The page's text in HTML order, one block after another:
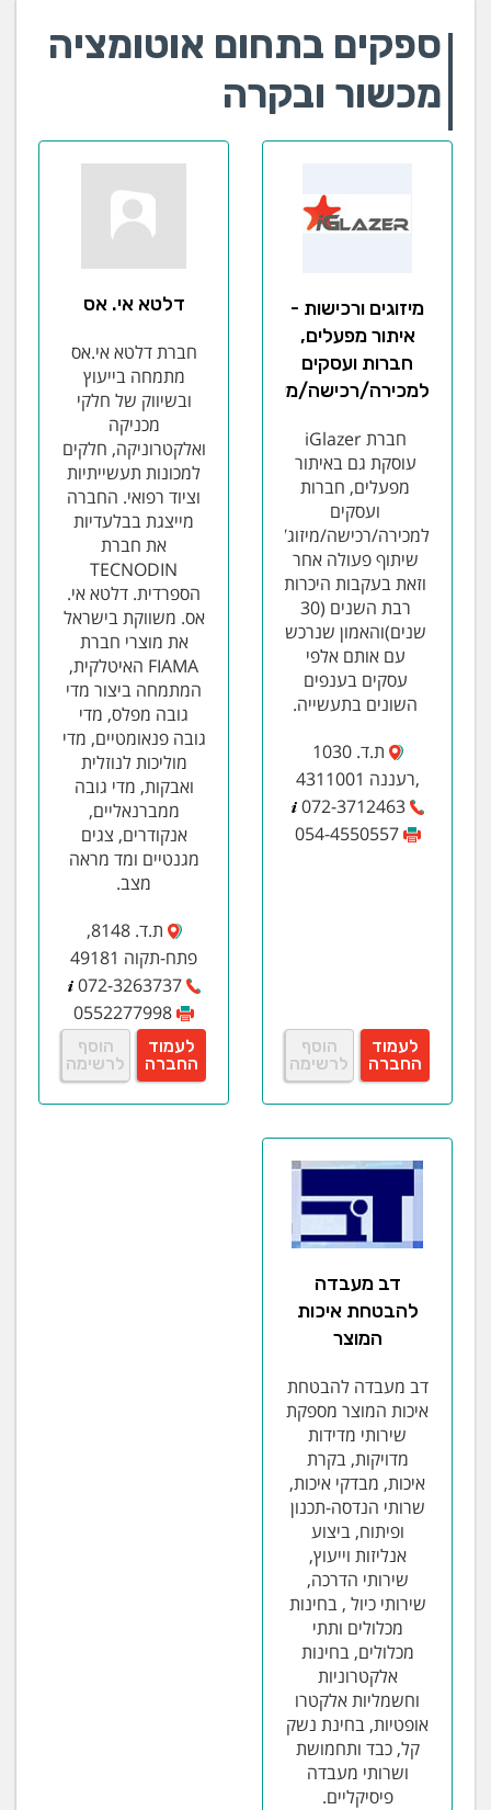
ספקים בתחום אוטומציה
מכשור ובקרה
מיזוגים ורכישות -
איתור מפעלים,
חברות ועסקים
למכירה/רכישה/מיזוג
חברת iGlazer
עוסקת גם באיתור
מפעלים, חברות
ועסקים
למכירה/רכישה/מיזוג/
שיתוף פעולה אחר
וזאת בעקבות היכרות
רבת השנים (30
שנים)והאמון שנרכש
עם אותם אלפי
עסקים בענפים
השונים בתעשייה.
ת.ד. 1030
,רעננה 4311001
072-3712463
054-4550557
לעמוד
החברה
הוסף
לרשימה
דלטא אי. אס
חברת דלטא אי.אס
מתמחה בייעוץ
ובשיווק של חלקי
מכניקה
ואלקטרוניקה, חלקים
למכונות תעשייתיות
וציוד רפואי. החברה
מייצגת בבלעדיות
את חברת
TECNODIN
הספרדית. דלטא אי.
אס. משווקת בישראל
את מוצרי חברת
FIAMA האיטלקית,
המתמחה ביצור מדי
גובה מפלס, מדי
גובה פנאומטיים, מדי
מוליכות לנוזלית
ואבקות, מדי גובה
ממברנאליים,
אנקודרים, צגים
מגנטיים ומד מראה
מצב.
ת.ד. 8148,
פתח-תקוה 49181
072-3263737
0552277998
לעמוד
החברה
הוסף
לרשימה
דב מעבדה
להבטחת איכות
המוצר
דב מעבדה להבטחת
איכות המוצר מספקת
שירותי מדידות
מדויקות, בקרת
איכות, מבדקי איכות,
שרותי הנדסה-תכנון
ופיתוח, ביצוע
אנליזות וייעוץ,
שירותי הדרכה,
שירותי כיול , בחינות
מכלולים ותתי
מכלולים, בחינות
אלקטרוניות
וחשמליות אלקטרו
אופטיות, בחינת נשק
קל, כבד ותחמושת
ושרותי מעבדה
פיסיקליים.